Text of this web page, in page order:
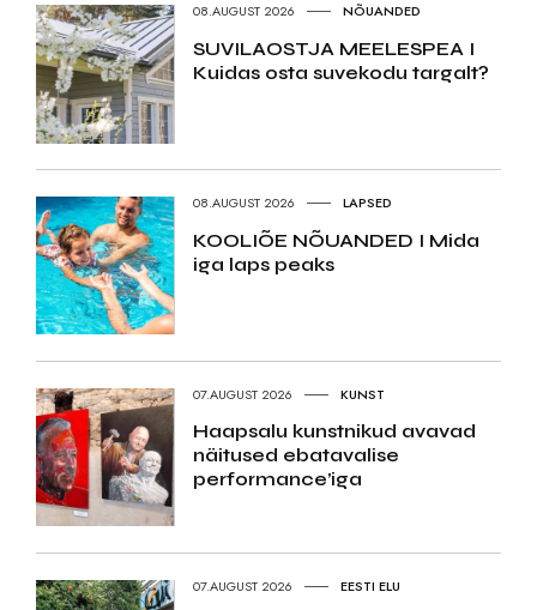
08.AUGUST 2026 NÕUANDED
SUVILAOSTJA MEELESPEA I
Kuidas osta suvekodu targalt?
08.AUGUST 2026 LAPSED
KOOLIÕE NÕUANDED I Mida
iga laps peaks
07.AUGUST 2026 KUNST
Haapsalu kunstnikud avavad
näitused ebatavalise
performance’iga
07.AUGUST 2026 EESTI ELU